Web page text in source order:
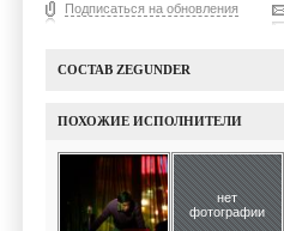
Подписаться на обновления
СОСТАВ ZEGUNDER
ПОХОЖИЕ ИСПОЛНИТЕЛИ
нет
фотографии